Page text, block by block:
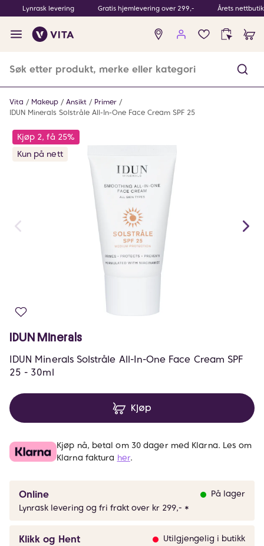
Lynrask levering Gratis hjemlevering over 299,- Årets
Ingen
produkter
Vita Makeup Ansikt
Primer
IDUN Minerals Solstråle All-In-One Face Cream SPF 25
Kjøp 2, få 25%
Kun på nett
IDUN Minerals
IDUN Minerals Solstråle All-In-One Face Cream SPF
25 - 30ml
Kjøp
Kjøp nå, betal om 30 dager med Klarna. Les om
Klarna faktura her.
Online
På lager
Lynrask levering og fri frakt over kr 299,- *
Klikk og Hent
Utilgjengelig i butikk